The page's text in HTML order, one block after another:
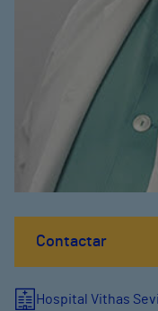
Contactar
Hospital Vithas